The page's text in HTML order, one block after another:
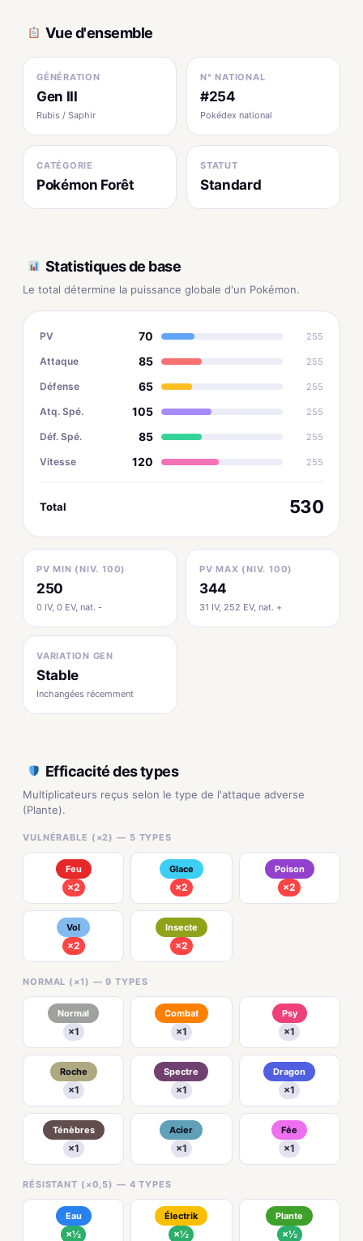
Vue d'ensemble
GÉNÉRATION
Gen III
Rubis / Saphir
N° NATIONAL
#254
Pokédex national
CATÉGORIE
Pokémon Forêt
STATUT
Standard
Statistiques de base
Le total détermine la puissance globale d'un Pokémon.
PV 70 255
Attaque 85 255
Défense 65 255
Atq. Spé. 105 255
Déf. Spé. 85 255
Vitesse 120 255
Total 530
PV MIN (NIV. 100)
250
0 IV, 0 EV, nat. -
PV MAX (NIV. 100)
344
31 IV, 252 EV, nat. +
VARIATION GEN
Stable
Inchangées récemment
Efficacité des types
Multiplicateurs reçus selon le type de l'attaque adverse
(Plante).
VULNÉRABLE (×2) — 5 TYPES
Feu
×2
Glace
×2
Poison
×2
Vol
×2
Insecte
×2
NORMAL (×1) — 9 TYPES
Normal
×1
Combat
×1
Psy
×1
Roche
×1
Spectre
×1
Dragon
×1
Ténèbres
×1
Acier
×1
Fée
×1
RÉSISTANT (×0,5) — 4 TYPES
Eau
×½
Électrik
×½
Plante
×½